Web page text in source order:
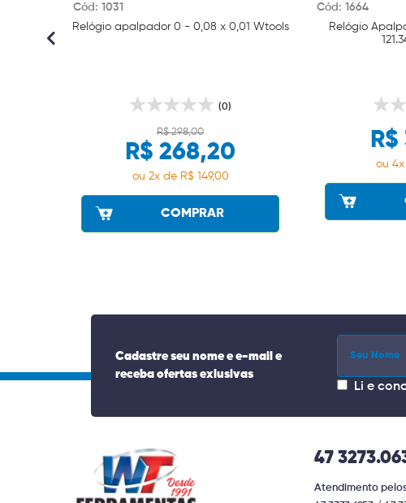
Cód: 1031
Relógio apalpador 0 - 0,08 x 0,01 Wtools
(0)
R$ 298,00
R$ 268,20
ou 2x de R$ 149,00
COMPRAR
Cód: 1664
Relógio
R$
ou 4x
Cadastre seu nome e e-mail e
receba ofertas exlusivas
Li e
47
Atendimento